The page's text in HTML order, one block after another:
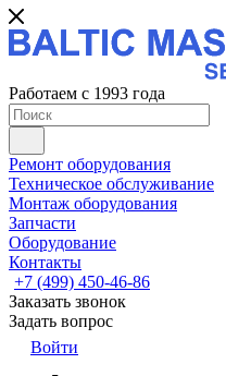
Работаем с 1993 года
Ремонт оборудования
Техническое обслуживание
Монтаж оборудования
Запчасти
Оборудование
Контакты
+7 (499) 450-46-86
Заказать звонок
Задать вопрос
Войти